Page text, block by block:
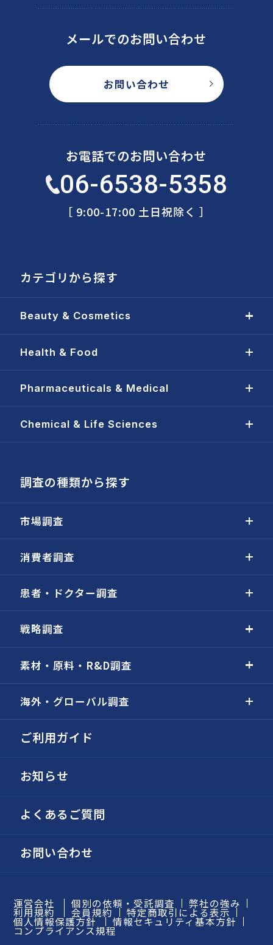
メールでのお問い合わせ
お問い合わせ
お電話でのお問い合わせ
06-6538-5358
［ 9:00-17:00 土日祝除く ］
カテゴリから探す
Beauty & Cosmetics
Health & Food
Pharmaceuticals & Medical
Chemical & Life Sciences
調査の種類から探す
市場調査
消費者調査
患者・ドクター調査
戦略調査
素材・原料・R&D調査
海外・グローバル調査
ご利用ガイド
お知らせ
よくあるご質問
お問い合わせ
運営会社 個別の依頼・受託調査 弊社の強み
利用規約 会員規約 特定商取引による表示
個人情報保護方針 情報セキュリティ基本方針
コンプライアンス規程